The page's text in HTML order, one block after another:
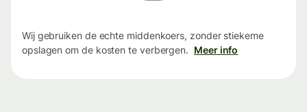
Wij gebruiken de echte middenkoers, zonder stiekeme
opslagen om de kosten te verbergen. Meer info